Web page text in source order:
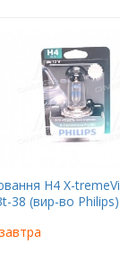
H4 X-
38 (вир-во Philips)